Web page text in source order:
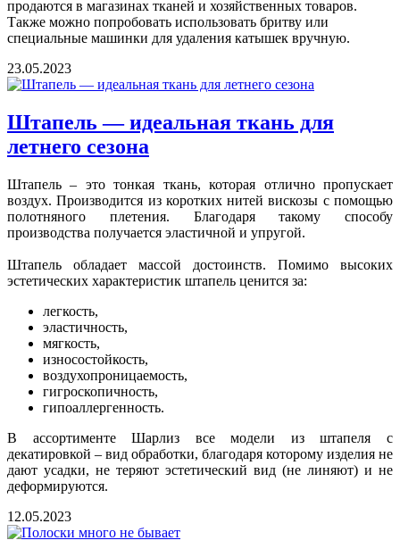
продаются в магазинах тканей и хозяйственных товаров.
Также можно попробовать использовать бритву или
специальные машинки для удаления катышек вручную.
23.05.2023
Штапель — идеальная ткань для
летнего сезона
Штапель – это тонкая ткань, которая отлично пропускает
воздух. Производится из коротких нитей вискозы с помощью
полотняного плетения. Благодаря такому способу
производства получается эластичной и упругой.
Штапель обладает массой достоинств. Помимо высоких
эстетических характеристик штапель ценится за:
легкость,
эластичность,
мягкость,
износостойкость,
воздухопроницаемость,
гигроскопичность,
гипоаллергенность.
В ассортименте Шарлиз все модели из штапеля с
декатировкой – вид обработки, благодаря которому изделия не
дают усадки, не теряют эстетический вид (не линяют) и не
деформируются.
12.05.2023